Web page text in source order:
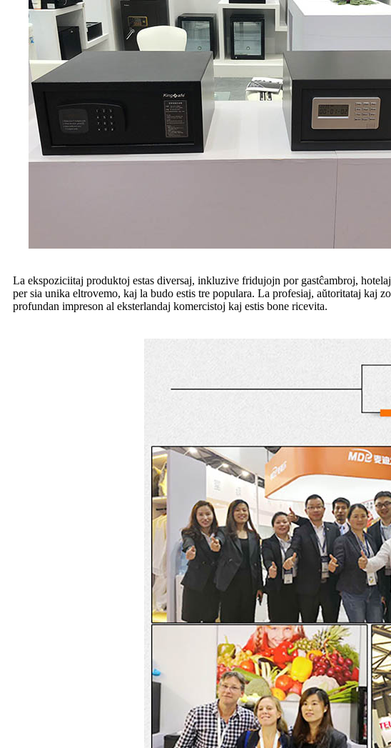
La ekspoziciitaj produktoj estas diversaj, inkluzive fridujojn por gastĉambroj,
per sia unika eltrovemo, kaj la budo estis tre populara. La profesiaj, aŭtoritataj kaj
profundan impreson al eksterlandaj komercistoj kaj estis bone ricevita.